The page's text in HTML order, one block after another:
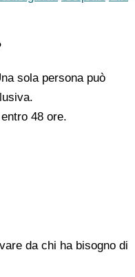
sola persona può
48 ore.
da chi ha bisogno di